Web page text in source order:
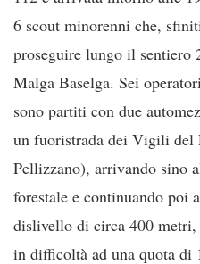
6 scout minorenni che,
proseguire lungo il sentiero
Malga Baselga. Sei
sono partiti con due
un fuoristrada dei Vigili
Pellizzano), arrivando sino
forestale e continuando poi
dislivello di circa 400
in difficoltà ad una quota di